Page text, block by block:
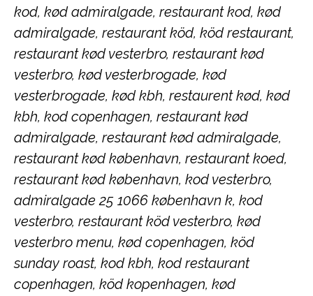
kod, kød admiralgade, restaurant kod, kød
admiralgade, restaurant köd, köd restaurant,
restaurant kød vesterbro, restaurant kød
vesterbro, kød vesterbrogade, kød
vesterbrogade, kød kbh, restaurent kød, kød
kbh, kod copenhagen, restaurant kød
admiralgade, restaurant kød admiralgade,
restaurant kød københavn, restaurant koed,
restaurant kød københavn, kod vesterbro,
admiralgade 25 1066 københavn k, kod
vesterbro, restaurant köd vesterbro, kød
vesterbro menu, kød copenhagen, köd
sunday roast, kod kbh, kod restaurant
copenhagen, köd kopenhagen, kød